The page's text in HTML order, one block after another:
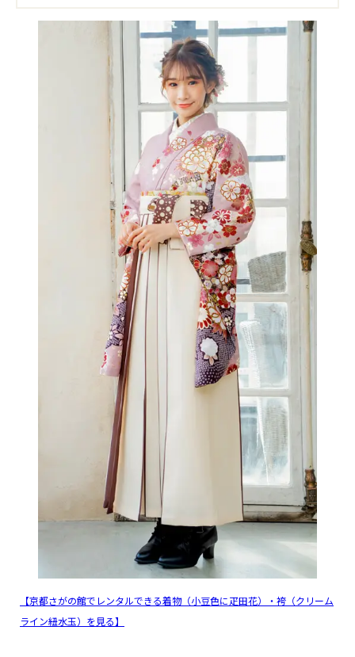
【京都さがの館でレンタルできる着物（小豆色に疋田花）・袴（クリーム
ライン紐水玉）を見る】